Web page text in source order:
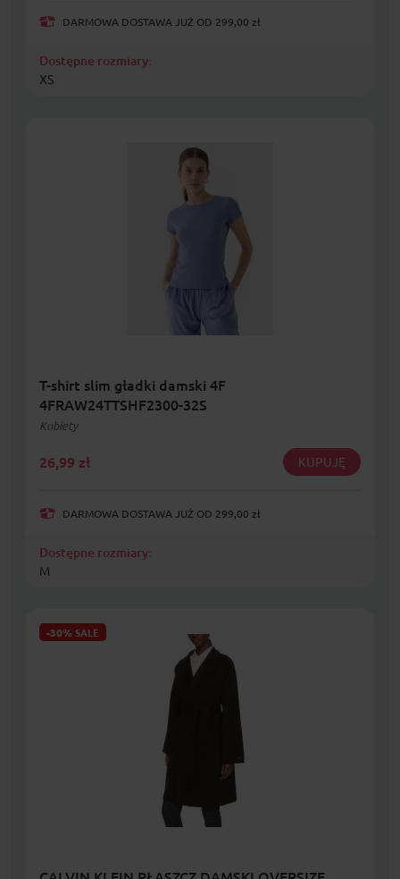
DARMOWA DOSTAWA JUŻ OD 299,00 zł
Dostępne rozmiary:
XS
T-shirt slim gładki damski 4F
4FRAW24TTSHF2300-32S
Kobiety
26,99 zł KUPUJĘ
DARMOWA DOSTAWA JUŻ OD 299,00 zł
Dostępne rozmiary:
M
-30% SALE